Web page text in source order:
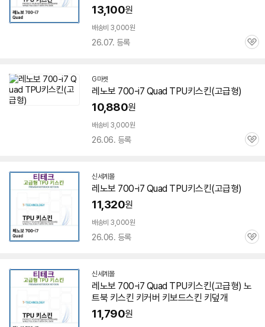
13,100원
배송비 3,000원
26.07. 등록
관
G마켓
레노보 700-i7 Quad TPU키스킨(고급형)
10,880원
배송비 3,000원
26.06. 등록
관
신세계몰
레노보 700-i7 Quad TPU키스킨(고급형)
11,320원
배송비 3,000원
26.06. 등록
관
신세계몰
레노보 700-i7 Quad TPU키스킨(고급형) 노
트북 키스킨 키커버 키보드스킨 키덮개
11,790원
세부정보 열기/접기